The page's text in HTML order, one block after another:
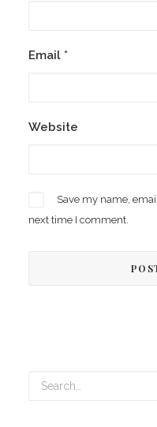
Email *
Website
Save my name,
next time I comment.